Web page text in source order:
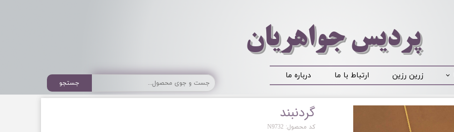
زرین رزین ارتباط با ما درباره ما
​​​​پردیس جواهریان
جستجو
گردنبند
کد محصول: N9732